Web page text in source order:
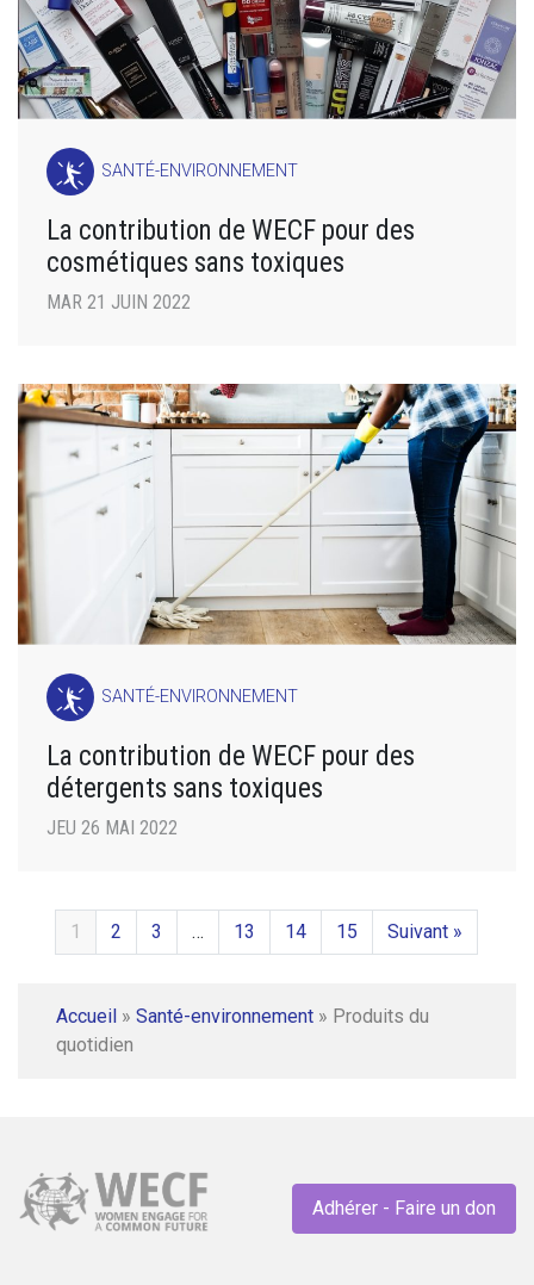
SANTÉ-ENVIRONNEMENT
La contribution de WECF pour des
cosmétiques sans toxiques
MAR 21 JUIN 2022
SANTÉ-ENVIRONNEMENT
La contribution de WECF pour des
détergents sans toxiques
JEU 26 MAI 2022
1 2 3 … 13 14 15 Suivant »
Accueil » Santé-environnement » Produits du
quotidien
Adhérer - Faire un don